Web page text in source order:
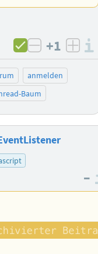
negativ
+1
anmelden
Baum
–